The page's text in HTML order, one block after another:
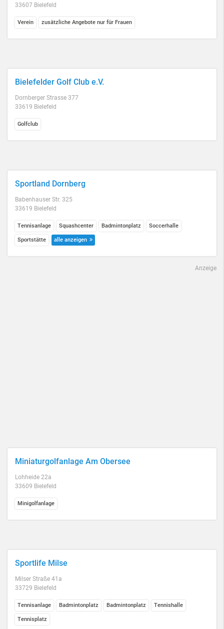
33607 Bielefeld
Verein zusätzliche Angebote nur für Frauen
Bielefelder Golf Club e.V.
Dornberger Strasse 377
33619 Bielefeld
Golfclub
Sportland Dornberg
Babenhauser Str. 325
33619 Bielefeld
Tennisanlage Squashcenter Badmintonplatz Soccerhalle
Sportstätte alle anzeigen
Anzeige
Miniaturgolfanlage Am Obersee
Lohheide 22a
33609 Bielefeld
Minigolfanlage
Sportlife Milse
Milser Straße 41a
33729 Bielefeld
Tennisanlage Badmintonplatz Badmintonplatz Tennishalle
Tennisplatz